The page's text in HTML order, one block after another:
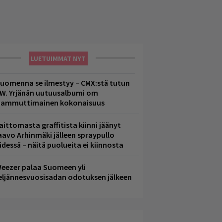
LUETUIMMAT NYT
se ilmestyy – CMX:stä tutun
Yrjänän uutuusalbumi om
kokonaisuus
graffitista kiinni jäänyt
Arhinmäki jälleen spraypullo
– näitä puolueita ei kiinnosta
palaa Suomeen yli
odotuksen jälkeen